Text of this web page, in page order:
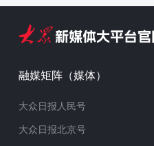
融媒矩阵（媒体）
大众日报人民号
大众日报北京号